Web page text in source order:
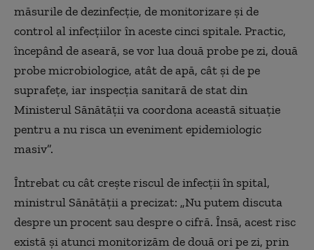
măsurile de dezinfecție, de monitorizare și de
control al infecțiilor în aceste cinci spitale. Practic,
începând de aseară, se vor lua două probe pe zi, două
probe microbiologice, atât de apă, cât și de pe
suprafețe, iar inspecția sanitară de stat din
Ministerul Sănătății va coordona această situație
pentru a nu risca un eveniment epidemiologic
masiv”.
Întrebat cu cât crește riscul de infecții în spital,
ministrul Sănătății a precizat: „Nu putem discuta
despre un procent sau despre o cifră. Însă, acest risc
există și atunci monitorizăm de două ori pe zi, prin